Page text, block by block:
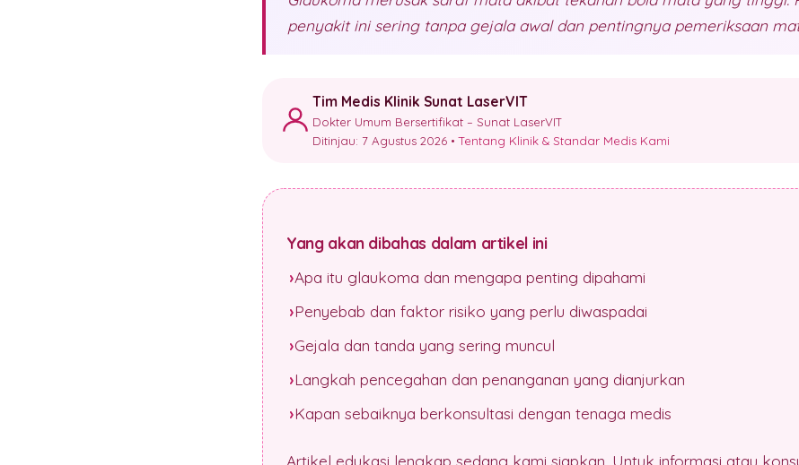
penyakit ini sering tanpa gejala awal dan pentingnya pemeriksaan
Tim Medis Klinik Sunat LaserVIT
Dokter Umum Bersertifikat – Sunat LaserVIT
Ditinjau: 7 Agustus 2026 •Tentang Klinik & Standar Medis Kami
Yang akan dibahas dalam artikel ini
Apa itu glaukoma dan mengapa penting dipahami
Penyebab dan faktor risiko yang perlu diwaspadai
Gejala dan tanda yang sering muncul
Langkah pencegahan dan penanganan yang dianjurkan
Kapan sebaiknya berkonsultasi dengan tenaga medis
Artikel edukasi lengkap sedang kami siapkan. Untuk informasi atau